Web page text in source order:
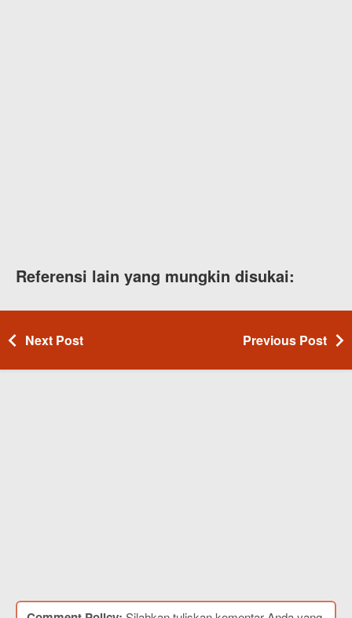
Referensi lain yang mungkin disukai:
Next Post Previous Post